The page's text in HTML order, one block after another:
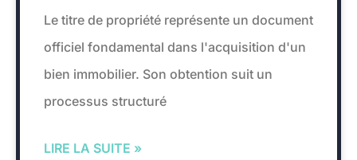
Le titre de propriété représente un document
officiel fondamental dans l'acquisition d'un
bien immobilier. Son obtention suit un
processus structuré
LIRE LA SUITE »